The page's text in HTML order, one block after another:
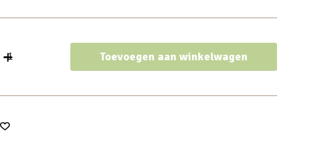
Curlies
Bolvorm
Steen
Toevoegen aan winkelwagen